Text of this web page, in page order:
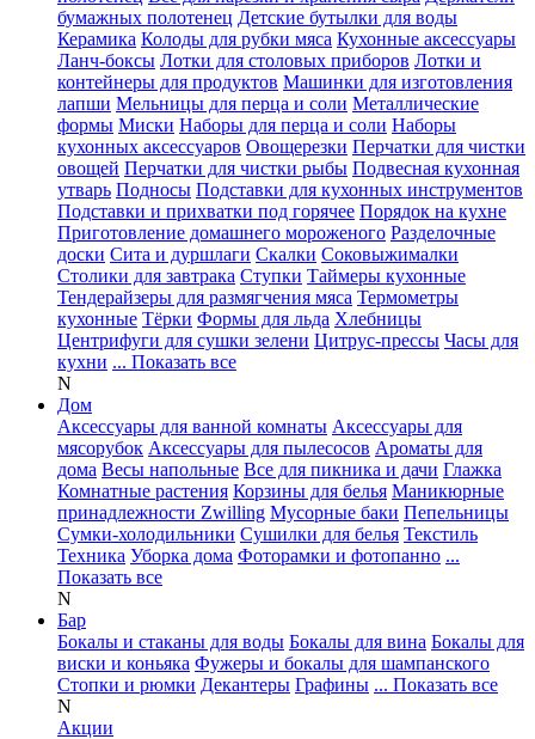
бумажных полотенец Детские бутылки для воды
Керамика Колоды для рубки мяса Кухонные аксессуары
Ланч-боксы Лотки для столовых приборов Лотки и
контейнеры для продуктов Машинки для изготовления
лапши Мельницы для перца и соли Металлические
формы Миски Наборы для перца и соли Наборы
кухонных аксессуаров Овощерезки Перчатки для чистки
овощей Перчатки для чистки рыбы Подвесная кухонная
утварь Подносы Подставки для кухонных инструментов
Подставки и прихватки под горячее Порядок на кухне
Приготовление домашнего мороженого Разделочные
доски Сита и дуршлаги Скалки Соковыжималки
Столики для завтрака Ступки Таймеры кухонные
Тендерайзеры для размягчения мяса Термометры
кухонные Тёрки Формы для льда Хлебницы
Центрифуги для сушки зелени Цитрус-прессы Часы для
кухни ... Показать все
N
Дом
Аксессуары для ванной комнаты Аксессуары для
мясорубок Аксессуары для пылесосов Ароматы для
дома Весы напольные Все для пикника и дачи Глажка
Комнатные растения Корзины для белья Маникюрные
принадлежности Zwilling Мусорные баки Пепельницы
Сумки-холодильники Сушилки для белья Текстиль
Техника Уборка дома Фоторамки и фотопанно ...
Показать все
N
Бар
Бокалы и стаканы для воды Бокалы для вина Бокалы для
виски и коньяка Фужеры и бокалы для шампанского
Стопки и рюмки Декантеры Графины ... Показать все
N
Акции